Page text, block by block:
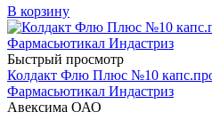
В корзину
Быстрый просмотр
Колдакт Флю Плюс №10
Фармасьютикал Индастриз
Авексима ОАО